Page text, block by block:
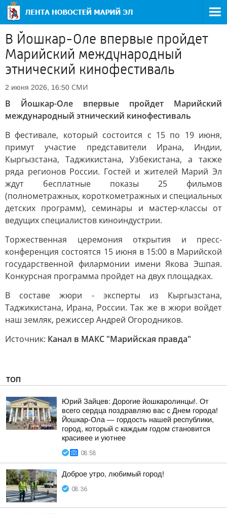
В Йошкар-Оле впервые пройдет
Марийский международный
этнический кинофестиваль
2 июня 2026, 16:50 СМИ
В Йошкар-Оле впервые пройдет Марийский
международный этнический кинофестиваль
В фестивале, который состоится с 15 по 19 июня,
примут участие представители Ирана, Индии,
Кыргызстана, Таджикистана, Узбекистана, а также
ряда регионов России. Гостей и жителей Марий Эл
ждут бесплатные показы 25 фильмов
(полнометражных, короткометражных и специальных
детских программ), семинары и мастер-классы от
ведущих специалистов киноиндустрии.
Торжественная церемония открытия и пресс-
конференция состоятся 15 июня в 15:00 в Марийской
государственной филармонии имени Якова Эшпая.
Конкурсная программа пройдет на двух площадках.
В составе жюри - эксперты из Кыргызстана,
Таджикистана, Ирана, России. Так же в жюри войдет
наш земляк, режиссер Андрей Огородников.
Источник: Канал в МАКС "Марийская правда"
ТОП
Юрий Зайцев: Дорогие йошкаролинцы!. От
всего сердца поздравляю вас с Днем города!
Йошкар-Ола — гордость нашей республики,
город, который с каждым годом становится
красивее и уютнее
08:58
Доброе утро, любимый город!
08:36